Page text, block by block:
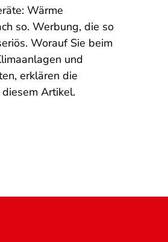
Wärme
so. Werbung, die so
Worauf Sie beim
und
erklären die
Artikel.